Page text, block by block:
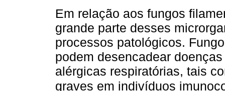
Em relação aos fungos
grande parte desses
processos patológicos.
podem desencadear
alérgicas respiratórias, tais
graves em indivíduos